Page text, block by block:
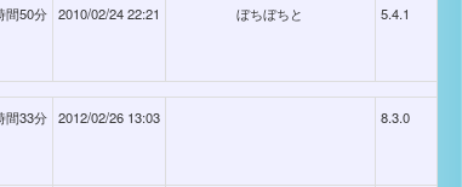
間50分 2010/02/24 22:21 ぼちぼちと 5.4.1
間33分 2012/02/26 13:03 8.3.0